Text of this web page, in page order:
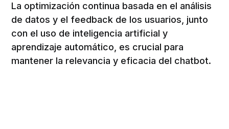
La optimización continua basada en el análisis
de datos y el feedback de los usuarios, junto
con el uso de inteligencia artificial y
aprendizaje automático, es crucial para
mantener la relevancia y eficacia del chatbot.